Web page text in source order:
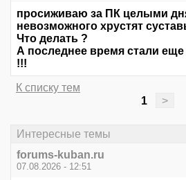
просиживаю за ПК целыми
невозможного хрустят
Что делать ?
А последнее время стали еще
!!!
К списку тем
1
>
Интересные темы
forums-kuban.ru
07.08.2026 - 12:51